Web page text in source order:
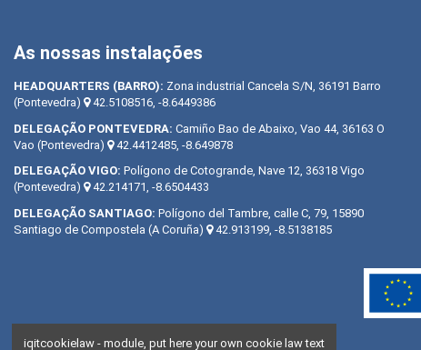
As nossas instalações
HEADQUARTERS (BARRO): Zona industrial Cancela S/N, 36191 Barro
(Pontevedra)
42.5108516, -8.6449386
DELEGAÇÃO PONTEVEDRA: Camiño Bao de Abaixo, Vao 44, 36163 O
Vao (Pontevedra)
42.4412485, -8.649878
DELEGAÇÃO VIGO: Polígono de Cotogrande, Nave 12, 36318 Vigo
(Pontevedra)
42.214171, -8.6504433
DELEGAÇÃO SANTIAGO: Polígono del Tambre, calle C, 79, 15890
Santiago de Compostela (A Coruña)
42.913199, -8.5138185
iqitcookielaw - module, put here your own cookie law text